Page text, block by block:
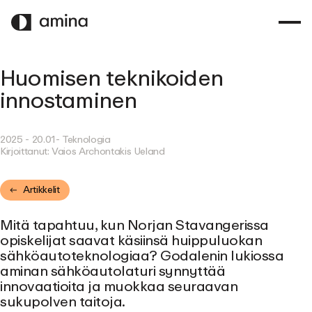
PÄÄSISÄLTÖÖN
Huomisen teknikoiden
innostaminen
2025 - 20.01- Teknologia
Kirjoittanut:Vaios Archontakis Ueland
Artikkelit
Mitä tapahtuu, kun Norjan Stavangerissa
opiskelijat saavat käsiinsä huippuluokan
sähköautoteknologiaa? Godalenin lukiossa
aminan sähköautolaturi synnyttää
innovaatioita ja muokkaa seuraavan
sukupolven taitoja.